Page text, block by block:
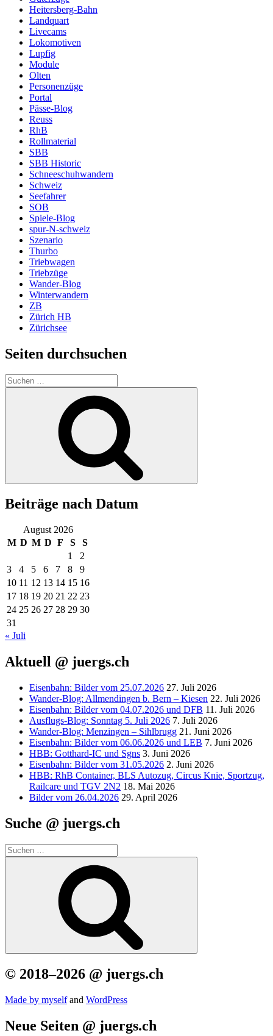
Heitersberg-Bahn
Landquart
Livecams
Lokomotiven
Lupfig
Module
Olten
Personenzüge
Portal
Pässe-Blog
Reuss
RhB
Rollmaterial
SBB
SBB Historic
Schneeschuhwandern
Schweiz
Seefahrer
SOB
Spiele-Blog
spur-N-schweiz
Szenario
Thurbo
Triebwagen
Triebzüge
Wander-Blog
Winterwandern
ZB
Zürich HB
Zürichsee
Seiten durchsuchen
Suchen
nach:
Beiträge nach Datum
August 2026
M D M D F S
S
1
2
3
4 5 6 7 8
9
10 11 12 13 14 15 16
17 18 19 20 21 22 23
24 25 26 27 28 29 30
31
« Juli
Aktuell @ juergs.ch
Eisenbahn: Bilder vom 25.07.2026 27. Juli 2026
Wander-Blog: Allmendingen b. Bern – Kiesen 22. Juli 2026
Eisenbahn: Bilder vom 04.07.2026 und DFB 11. Juli 2026
Ausflugs-Blog: Sonntag 5. Juli 2026 7. Juli 2026
Wander-Blog: Menzingen – Sihlbrugg 21. Juni 2026
Eisenbahn: Bilder vom 06.06.2026 und LEB 7. Juni 2026
HBB: Gotthard-IC und Sgns 3. Juni 2026
Eisenbahn: Bilder vom 31.05.2026 2. Juni 2026
HBB: RhB Container, BLS Autozug, Circus Knie, Sportzug,
Railcare und TGV 2N2 18. Mai 2026
Bilder vom 26.04.2026 29. April 2026
Suche @ juergs.ch
Suchen
nach:
© 2018–2026 @ juergs.ch
Made by mys­elfand Word­Press
Neue Seiten @ juergs.ch